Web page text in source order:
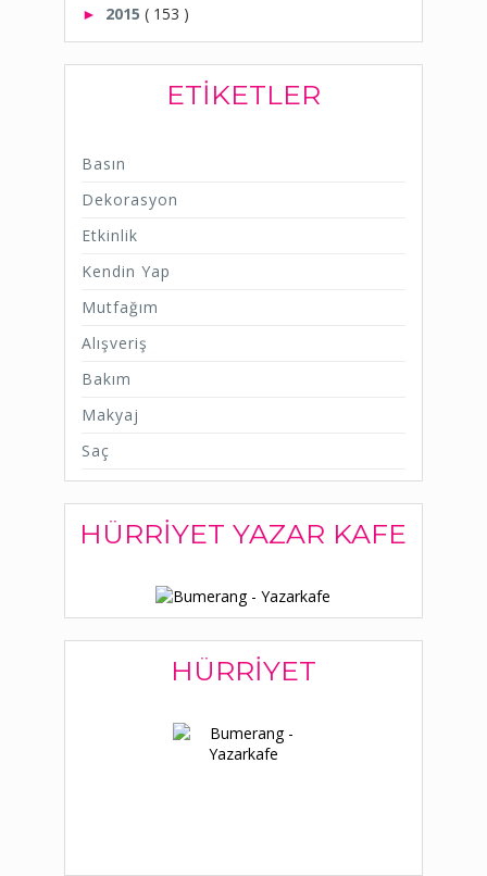
► 2015 ( 153 )
ETIKETLER
Basın
Dekorasyon
Etkinlik
Kendin Yap
Mutfağım
Alışveriş
Bakım
Makyaj
Saç
HÜRRIYET YAZAR KAFE
HÜRRIYET